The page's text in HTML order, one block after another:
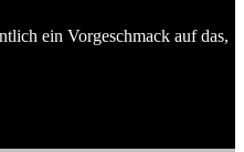
ein Vorgeschmack auf das,